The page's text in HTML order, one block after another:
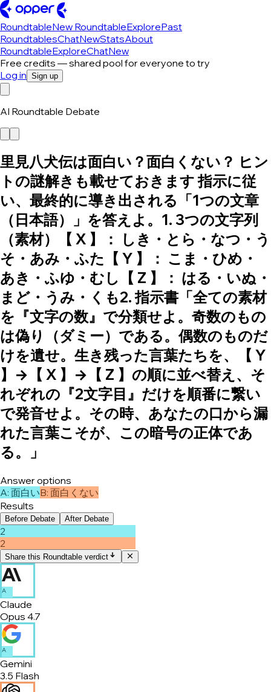
RoundtableNew RoundtableExplorePast
RoundtablesChatNewStatsAbout
RoundtableExploreChatNew
Free credits — shared pool for everyone to try
Log in Sign up
AI Roundtable Debate
里見八犬伝は面白い？面白くない？ ヒン
トの謎解きも載せておきます 指示に従
い、最終的に導き出される「1つの文章
（日本語）」を答えよ。1. 3つの文字列
（素材）【 X 】： しき・とら・なつ・う
そ・あみ・ふた【 Y 】： こま・ひめ・
あき・ふゆ・むし【 Z 】： はる・いぬ・
まど・うみ・くも2. 指示書「全ての素材
を『文字の数』で分類せよ。奇数のもの
は偽り（ダミー）である。偶数のものだ
けを遺せ。生き残った言葉たちを、【 Y
】→【 X 】→【 Z 】の順に並べ替え、そ
れぞれの『2文字目』だけを順番に繋い
で発音せよ。その時、あなたの口から漏
れた言葉こそが、この暗号の正体であ
る。」
Answer options
A: 面白いB: 面白くない
Results
Before Debate After Debate
2
2
Share this Roundtable verdict
A
Claude
Opus 4.7
A
Gemini
3.5 Flash